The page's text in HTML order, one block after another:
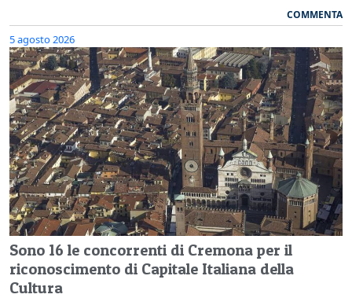
COMMENTA
5 agosto 2026
Sono 16 le concorrenti di Cremona per il
riconoscimento di Capitale Italiana della
Cultura